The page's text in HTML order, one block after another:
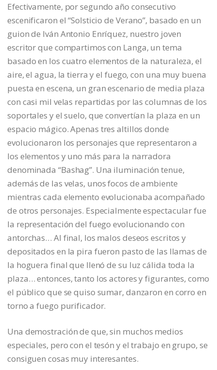
Efectivamente, por segundo año consecutivo
escenificaron el “Solsticio de Verano”, basado en un
guion de Iván Antonio Enríquez, nuestro joven
escritor que compartimos con Langa, un tema
basado en los cuatro elementos de la naturaleza, el
aire, el agua, la tierra y el fuego, con una muy buena
puesta en escena, un gran escenario de media plaza
con casi mil velas repartidas por las columnas de los
soportales y el suelo, que convertían la plaza en un
espacio mágico. Apenas tres altillos donde
evolucionaron los personajes que representaron a
los elementos y uno más para la narradora
denominada “Bashag”. Una iluminación tenue,
además de las velas, unos focos de ambiente
mientras cada elemento evolucionaba acompañado
de otros personajes. Especialmente espectacular fue
la representación del fuego evolucionando con
antorchas… Al final, los malos deseos escritos y
depositados en la pira fueron pasto de las llamas de
la hoguera final que llenó de su luz cálida toda la
plaza… entonces, tanto los actores y figurantes, como
el público que se quiso sumar, danzaron en corro en
torno a fuego purificador.
Una demostración de que, sin muchos medios
especiales, pero con el tesón y el trabajo en grupo, se
consiguen cosas muy interesantes.